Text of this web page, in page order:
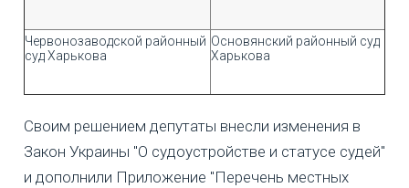
Червонозаводской районный
суд Харькова
Основянский районный суд
Харькова
Своим решением депутаты внесли изменения в
Закон Украины "О судоустройстве и статусе судей"
и дополнили Приложение "Перечень местных